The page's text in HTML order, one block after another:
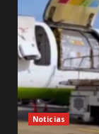
Noticias